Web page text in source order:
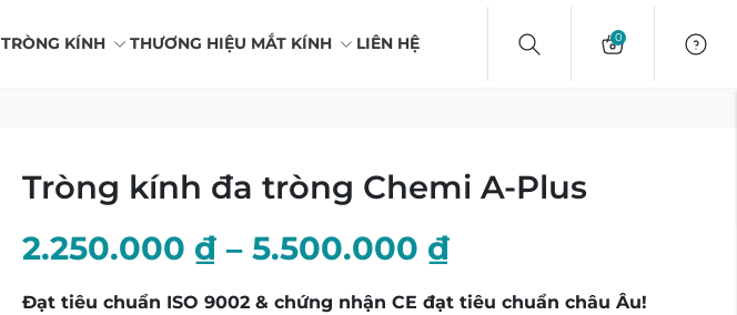
TRÒNG KÍNH THƯƠNG HIỆU MẮT KÍNH LIÊN HỆ 0
Tròng kính đa tròng Chemi A-Plus
2.250.000 ₫ – 5.500.000 ₫Khoảng
giá:
Đạt tiêu chuẩn ISO 9002 & chứng nhận CE đạt tiêu chuẩn châu Âu!